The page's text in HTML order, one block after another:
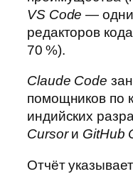
VS Code —
редакторов
70 %).
Claude Code
помощников по
индийских
Cursorи GitHub
Отчёт